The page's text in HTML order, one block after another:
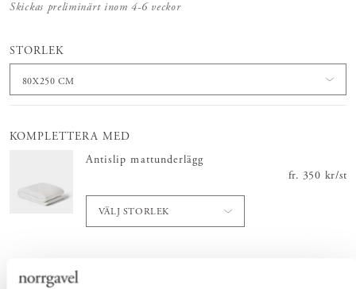
Skickas preliminärt inom 4-6 veckor
STORLEK
80X250 CM
KOMPLETTERA MED
Antislip mattunderlägg
fr. Pris :350
350 kr/st
VÄLJ STORLEK